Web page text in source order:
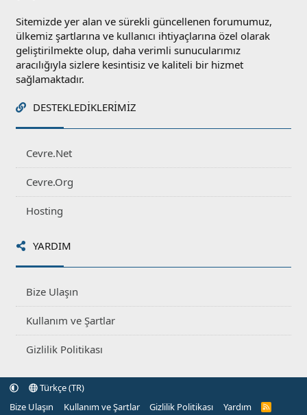
Sitemizde yer alan ve sürekli güncellenen forumumuz,
ülkemiz şartlarına ve kullanıcı ihtiyaçlarına özel olarak
geliştirilmekte olup, daha verimli sunucularımız
aracılığıyla sizlere kesintisiz ve kaliteli bir hizmet
sağlamaktadır.
DESTEKLEDIKLERIMIZ
Cevre.Net
Cevre.Org
Hosting
YARDIM
Bize Ulaşın
Kullanım ve Şartlar
Gizlilik Politikası
Türkçe (TR)
Bize Ulaşın
Kullanım ve Şartlar Gizlilik Politikası Yardım
R